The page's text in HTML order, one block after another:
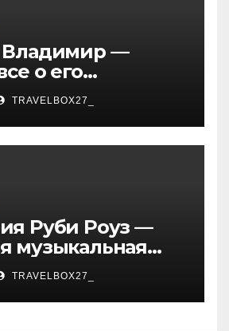
Владимир —
о его
возрасте и
TRAVELBOX27_
Руби Роуз —
музыкальная
жизнь и
достижения
TRAVELBOX27_